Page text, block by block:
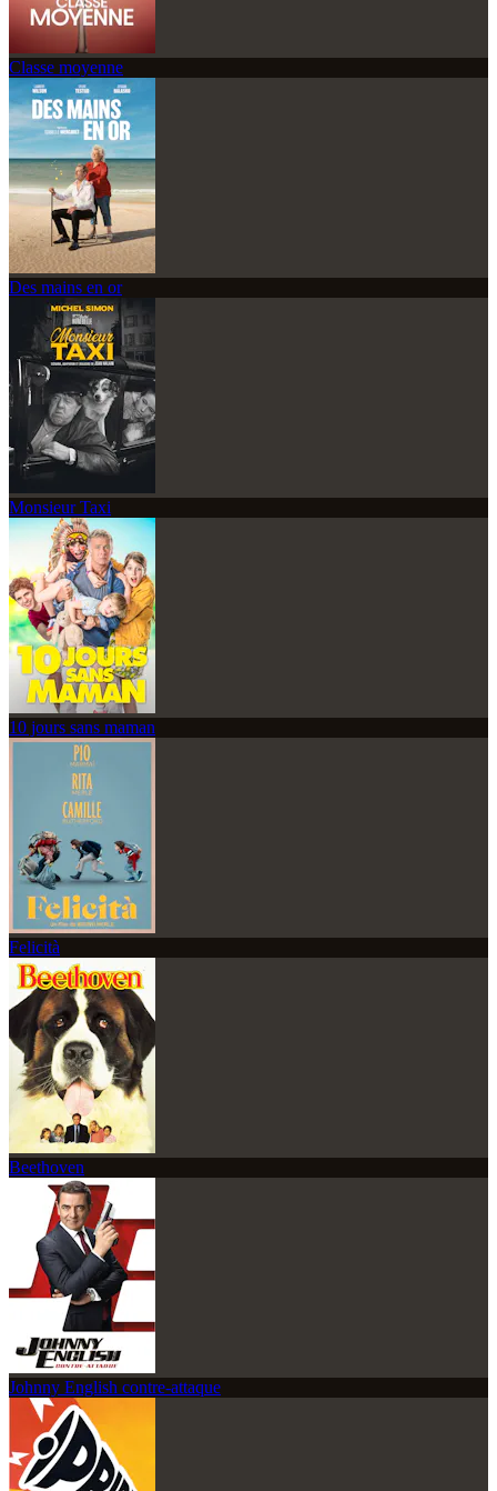
Classe moyenne
Des mains en or
Monsieur Taxi
10 jours sans maman
Felicità
Beethoven
Johnny English contre-attaque